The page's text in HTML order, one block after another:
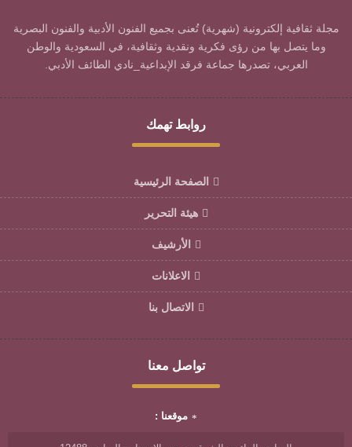
مجلة ثقافية إلكترونية (شهرية) تُعنى بجميع الفنون الأدبية والفنون البصرية
وما يتصل بها من رؤى فكرية ونقدية وثقافية، في السعودية والوطن
العربي، تصدرها جماعة فرقد الإبداعية_نادي الطائف الأدبي.
روابط تهمك
الصفحة الرئيسية
هيئة التحرير
الأرشيف
الاعلانات
الاتصال بنا
تواصل معنا
موقعنا :